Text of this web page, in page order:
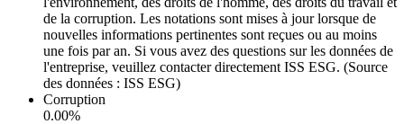
de la corruption. Les notations sont mises à jour lorsque de
nouvelles informations pertinentes sont reçues ou au moins
une fois par an. Si vous avez des questions sur les données de
l'entreprise, veuillez contacter directement ISS ESG. (Source
des données : ISS ESG)
Corruption
0.00%